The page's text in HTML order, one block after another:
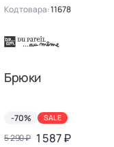
Код товара:11678
Брюки
-70% SALE
5 290 ₽ 1 587 ₽